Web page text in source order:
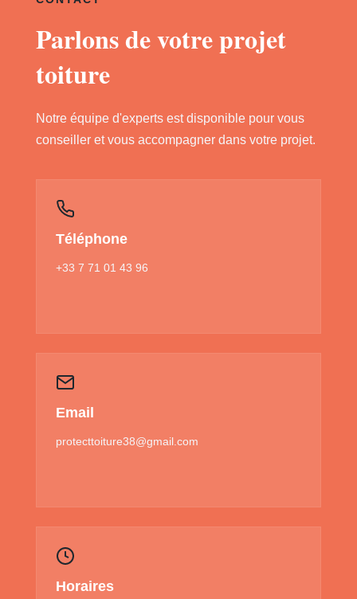
Parlons de votre projet
toiture
Notre équipe d'experts est disponible pour vous
conseiller et vous accompagner dans votre projet.
Téléphone
+33 7 71 01 43 96
Email
protecttoiture38@gmail.com
Horaires